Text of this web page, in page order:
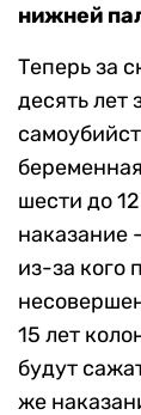
нижней
Теперь за
десять лет
шести до
наказание
из-за кого
15 лет
будут
же